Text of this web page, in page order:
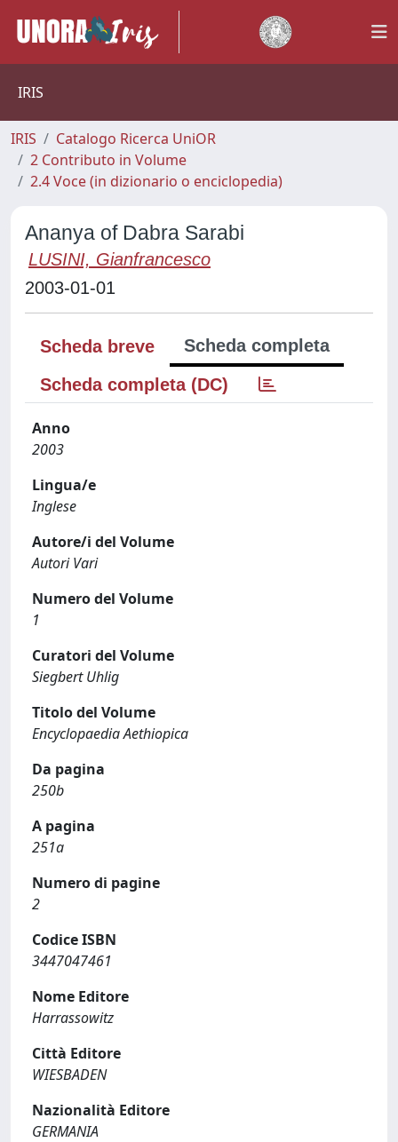
IRIS
IRIS
Catalogo Ricerca UniOR
2 Contributo in Volume
2.4 Voce (in dizionario o enciclopedia)
Ananya of Dabra Sarabi
LUSINI, Gianfrancesco
2003-01-01
Scheda breve
Scheda completa
Scheda completa (DC)
Anno
2003
Lingua/e
Inglese
Autore/i del Volume
Autori Vari
Numero del Volume
1
Curatori del Volume
Siegbert Uhlig
Titolo del Volume
Encyclopaedia Aethiopica
Da pagina
250b
A pagina
251a
Numero di pagine
2
Codice ISBN
3447047461
Nome Editore
Harrassowitz
Città Editore
WIESBADEN
Nazionalità Editore
GERMANIA